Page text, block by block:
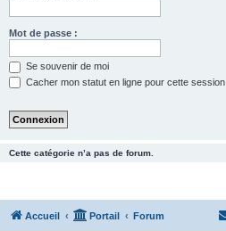
Mot de passe :
Se souvenir de moi
Cacher mon statut en ligne pour cette session
Cette catégorie n’a pas de forum.
Accueil Portail Forum